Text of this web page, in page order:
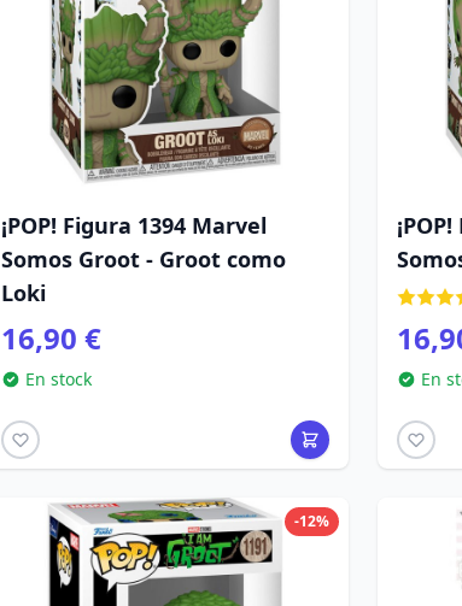
¡POP! Figura 1394 Marvel
Somos Groot - Groot como
Loki
16,90 €
En stock En
-12%